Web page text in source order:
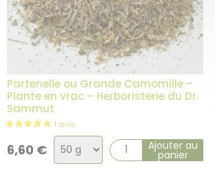
3 avis
Partenelle ou Grande Camomille –
Plante en vrac – Herboristerie du Dr.
Sammut
6,60 €
Choix
de
Ajouter au
panier